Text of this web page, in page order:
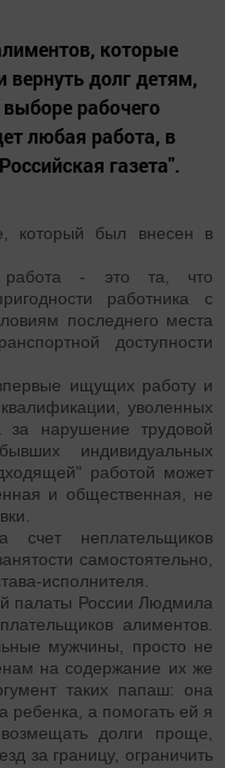
которые
вернуть долг детям,
рабочего
любая работа, в
газета".
который был внесен в
работа - это та, что
работника с
последнего места
доступности
ищущих работу и
уволенных
нарушение трудовой
индивидуальных
работой может
и общественная, не
счет неплательщиков
самостоятельно,
исполнителя.
палаты России Людмила
алиментов.
мужчины, просто не
на содержание их же
таких папаш: она
ребенка, а помогать ей я
долги проще,
за границу, ограничить